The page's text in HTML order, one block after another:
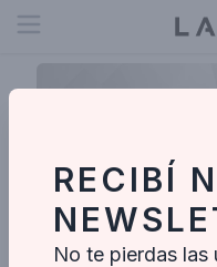
Open menu
RECIBÍ
No te pierdas las